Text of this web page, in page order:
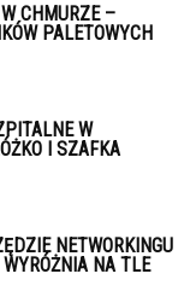
CHMURZE –
PALETOWYCH
W
I SZAFKA
NETWORKINGU
NA TLE